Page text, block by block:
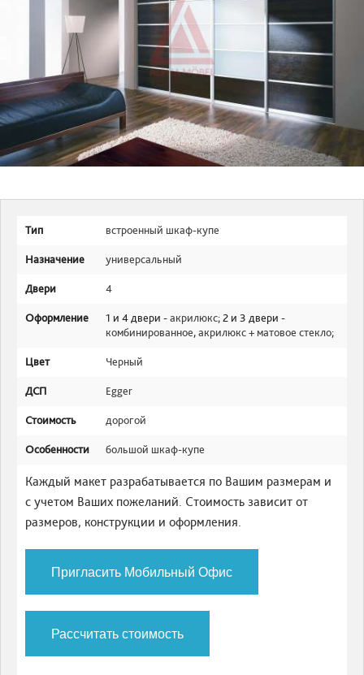
Тип встроенный шкаф-купе
Назначение универсальный
Двери 4
Оформление 1 и 4 двери -акрилюкс; 2 и 3 двери -
комбинированное,акрилюкс + матовое стекло;
Цвет Черный
ДСП Egger
Стоимость дорогой
Особенности большой шкаф-купе
Каждый макет разрабатывается по Вашим размерам и
с учетом Ваших пожеланий. Стоимость зависит от
размеров, конструкции и оформления.
Пригласить Мобильный Офис
Рассчитать стоимость